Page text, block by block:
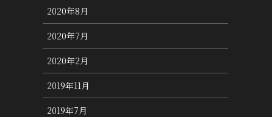
2020年8月
2020年7月
2020年2月
2019年11月
2019年7月